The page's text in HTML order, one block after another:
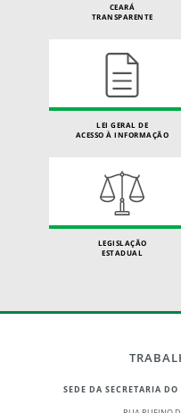
CEARÁ
TRANSPARENTE
LEI GERAL DE
ACESSO À INFORMAÇÃO
LEGISLAÇÃO
ESTADUAL
SEDE DA SECRETARIA